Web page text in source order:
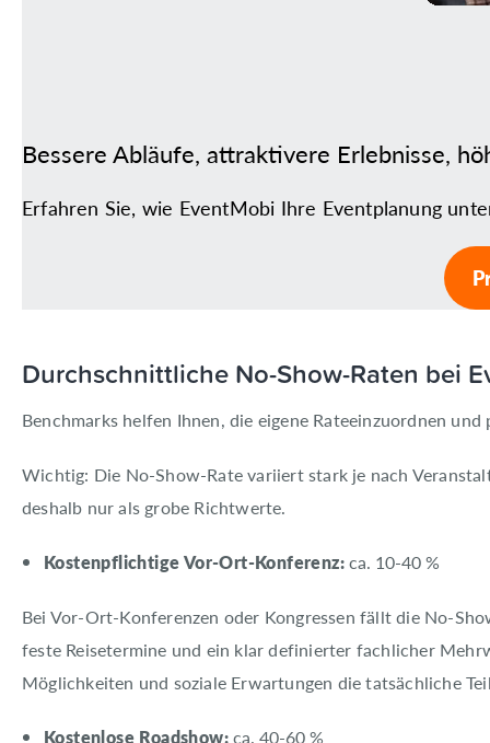
Bessere Abläufe, attraktivere Erlebnisse,
Erfahren Sie, wie EventMobi Ihre Eventplanung
Durchschnittliche No-Show-Raten bei
Benchmarks helfen Ihnen, die eigene Rateeinzuordnen
Wichtig: Die No-Show-Rate variiert stark je nach
deshalb nur als grobe Richtwerte.
Kostenpflichtige Vor-Ort-Konferenz:ca. 10-40 %
Bei Vor-Ort-Konferenzen oder Kongressen fällt die No-
feste Reisetermine und ein klar definierter fachlicher
Möglichkeiten und soziale Erwartungen die tatsächliche
Kostenlose Roadshow:ca. 40-60 %